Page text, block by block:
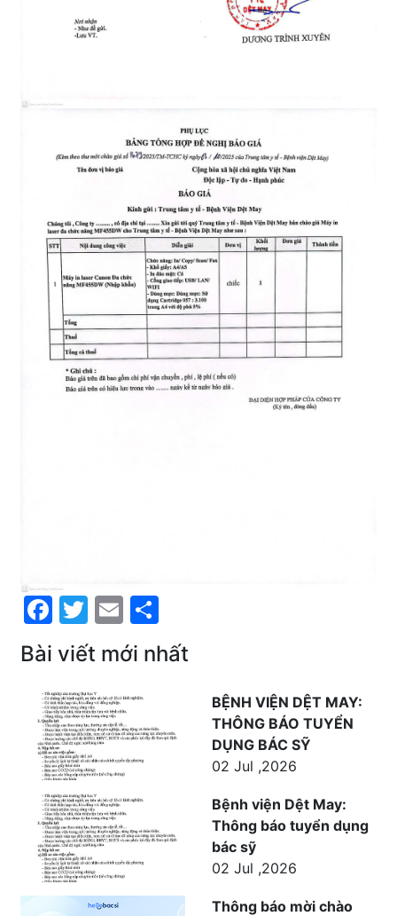
Facebook
Twitter
Email
Bài viết mới nhất
BỆNH VIỆN DỆT MAY:
THÔNG BÁO TUYỂN
DỤNG BÁC SỸ
02 Jul ,2026
Bệnh viện Dệt May:
Thông báo tuyển dụng
bác sỹ
02 Jul ,2026
Thông báo mời chào